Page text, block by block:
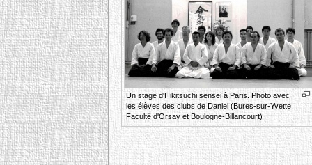
Un stage d'Hikitsuchi sensei à Paris. Photo avec
les élèves des clubs de Daniel (Bures-sur-Yvette,
Faculté d'Orsay et Boulogne-Billancourt)